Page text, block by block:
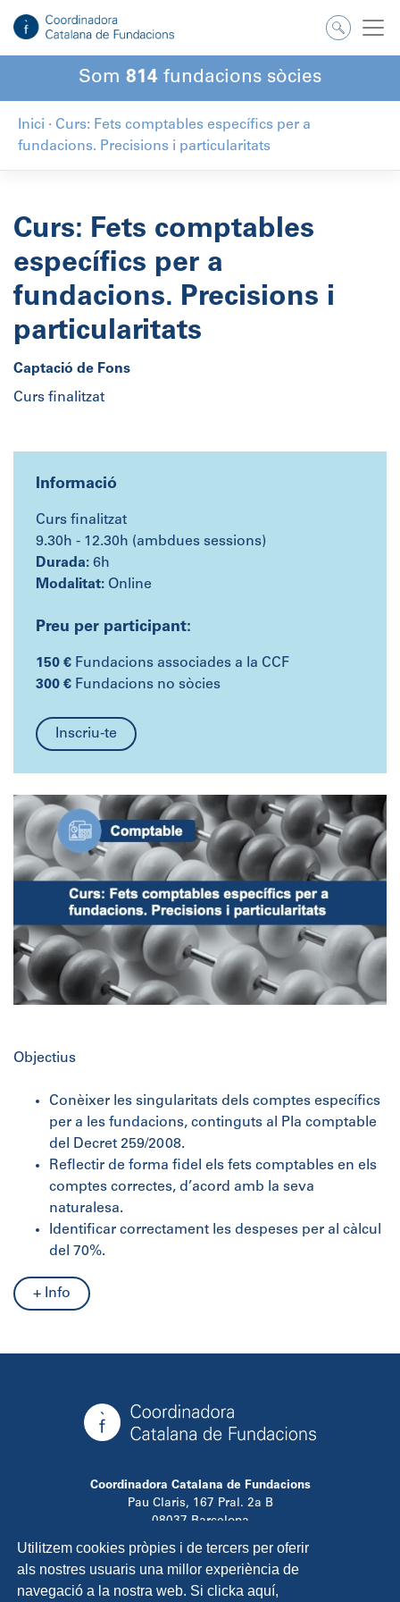
Utilitzem cookies pròpies i de tercers per oferir
als nostres usuaris una millor experiència de
navegació a la nostra web. Si clicka aquí,
contingut
Som 814 fundacions sòcies
Inici · Curs: Fets comptables específics per a
fundacions. Precisions i particularitats
Curs: Fets comptables
específics per a
fundacions. Precisions i
particularitats
Captació de Fons
Curs finalitzat
Objectius
Conèixer les singularitats dels comptes específics
per a les fundacions, continguts al Pla comptable
del Decret 259/2008.
Reflectir de forma fidel els fets comptables en els
comptes correctes, d’acord amb la seva
naturalesa.
Identificar correctament les despeses per al càlcul
del 70%.
+ Info
Informació
Curs finalitzat
9.30h - 12.30h (ambdues sessions)
Durada: 6h
Modalitat: Online
Preu per participant:
150 € Fundacions associades a la CCF
300 € Fundacions no sòcies
Inscriu-te
Coordinadora Catalana de Fundacions
Pau Claris, 167 Pral. 2a B
08037 Barcelona
info@ccfundacions.cat